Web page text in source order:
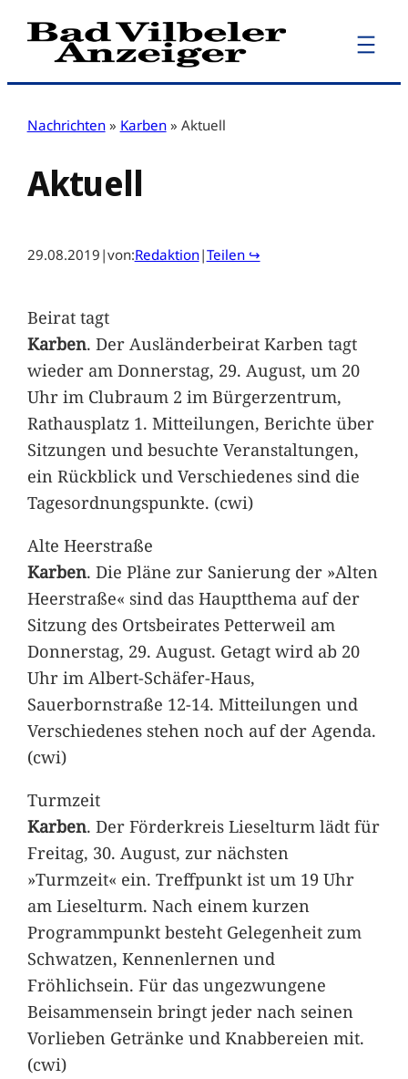
Zum
Inhalt
Nachrichten » Karben » Aktuell
Aktuell
29.08.2019 |von:Redaktion|Teilen ↪
Beirat tagt
Karben. Der Ausländerbeirat Karben tagt
wieder am Donnerstag, 29. August, um 20
Uhr im Clubraum 2 im Bürgerzentrum,
Rathausplatz 1. Mitteilungen, Berichte über
Sitzungen und besuchte Veranstaltungen,
ein Rückblick und Verschiedenes sind die
Tagesordnungspunkte. (cwi)
Alte Heerstraße
Karben. Die Pläne zur Sanierung der »Alten
Heerstraße« sind das Hauptthema auf der
Sitzung des Ortsbeirates Petterweil am
Donnerstag, 29. August. Getagt wird ab 20
Uhr im Albert-Schäfer-Haus,
Sauerbornstraße 12-14. Mitteilungen und
Verschiedenes stehen noch auf der Agenda.
(cwi)
Turmzeit
Karben. Der Förderkreis Lieselturm lädt für
Freitag, 30. August, zur nächsten
»Turmzeit« ein. Treffpunkt ist um 19 Uhr
am Lieselturm. Nach einem kurzen
Programmpunkt besteht Gelegenheit zum
Schwatzen, Kennenlernen und
Fröhlichsein. Für das ungezwungene
Beisammensein bringt jeder nach seinen
Vorlieben Getränke und Knabbereien mit.
(cwi)